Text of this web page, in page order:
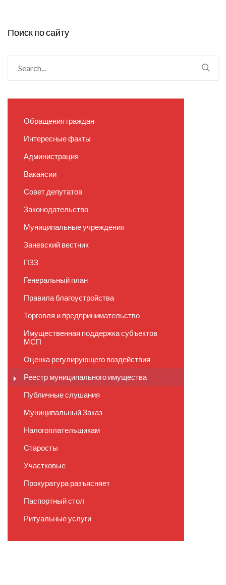
Поиск по сайту
Обращения граждан
Интересные факты
Администрация
Вакансии
Совет депутатов
Законодательство
Муниципальные учреждения
Заневский вестник
ПЗЗ
Генеральный план
Правила благоустройства
Торговля и предпринимательство
Имущественная поддержка субъектов
МСП
Оценка регулирующего воздействия
Реестр муниципального имущества
Публичные слушания
Муниципальный Заказ
Налогоплательщикам
Старосты
Участковые
Прокуратура разъясняет
Паспортный стол
Ритуальные услуги